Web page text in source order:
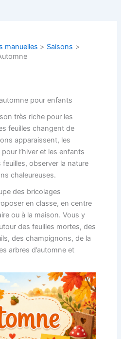
manuelles
Saisons
pour enfants
très riche pour les
feuilles changent de
apparaissent, les
l’hiver et les enfants
observer la nature
chaleureuses.
des bricolages
en classe, en centre
ou à la maison. Vous y
des feuilles mortes, des
des champignons, de la
arbres d’automne et